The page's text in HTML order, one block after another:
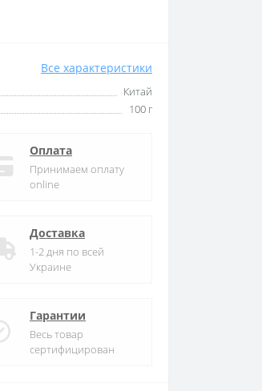
Все характеристики
Китай
100 г
Оплата
Принимаем оплату
online
Доставка
1-2 дня по всей
Украине
Гарантии
Весь товар
сертифицирован